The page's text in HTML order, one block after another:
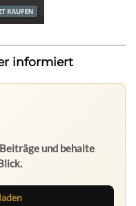
informiert
und behalte